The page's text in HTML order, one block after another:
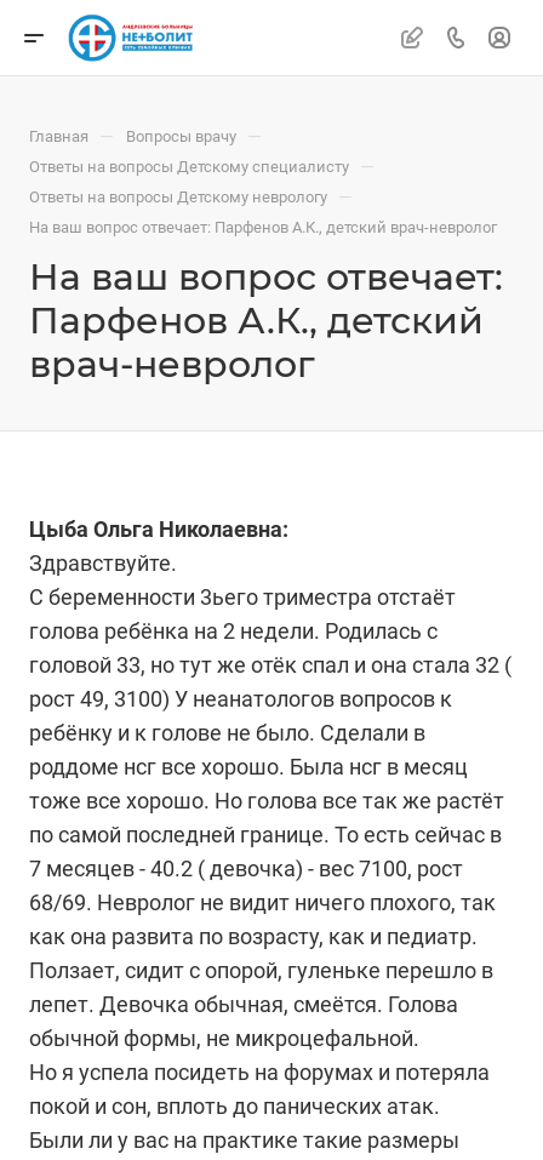
Главная — Вопросы врачу —
Ответы на вопросы Детскому специалисту —
Ответы на вопросы Детскому неврологу —
На ваш вопрос отвечает: Парфенов А.К., детский врач-невролог
На ваш вопрос отвечает:
Парфенов А.К., детский
врач-невролог
Цыба Ольга Николаевна:
Здравствуйте.
С беременности 3ьего триместра отстаёт
голова ребёнка на 2 недели. Родилась с
головой 33, но тут же отёк спал и она стала 32 (
рост 49, 3100) У неанатологов вопросов к
ребёнку и к голове не было. Сделали в
роддоме нсг все хорошо. Была нсг в месяц
тоже все хорошо. Но голова все так же растёт
по самой последней границе. То есть сейчас в
7 месяцев - 40.2 ( девочка) - вес 7100, рост
68/69. Невролог не видит ничего плохого, так
как она развита по возрасту, как и педиатр.
Ползает, сидит с опорой, гуленьке перешло в
лепет. Девочка обычная, смеётся. Голова
обычной формы, не микроцефальной.
Но я успела посидеть на форумах и потеряла
покой и сон, вплоть до панических атак.
Были ли у вас на практике такие размеры